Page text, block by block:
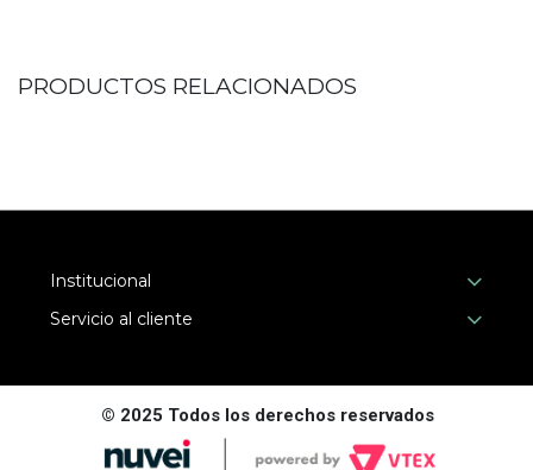
PRODUCTOS RELACIONADOS
Institucional
Servicio al cliente
© 2025 Todos los derechos reservados